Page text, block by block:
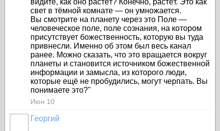
видите, как оно растёт? Конечно, растёт. Это как
свет в тёмной комнате — он умножается.
Вы смотрите на планету через это Поле —
человеческое поле, поле сознания, на котором
присутствует божественность, которую вы туда
привнесли. Именно об этом был весь канал
ранее. Можно сказать, что это вращается вокруг
планеты и становится источником божественной
информации и замысла, из которого люди,
которые ещё не пробудились, могут черпать. Вы
понимаете это?"
Июн 10
Георгий